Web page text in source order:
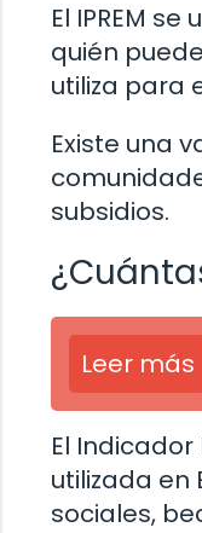
El IPREM
quién
utiliza para
Existe una
subsidios.
Leer más
El
utilizada en
sociales,